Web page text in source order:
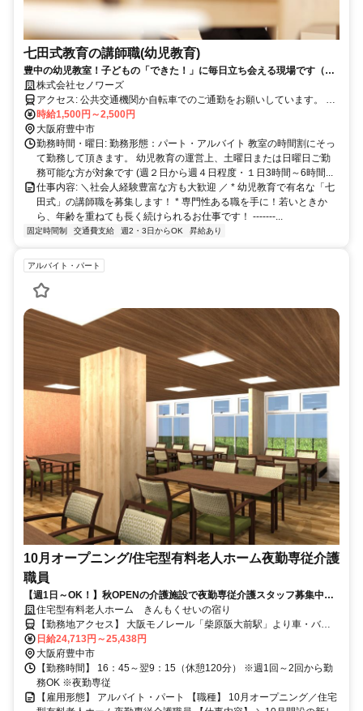
七田式教育の講師職(幼児教育)
豊中の幼児教室！子どもの「できた！」に毎日立ち会える現場です（充
実の研修制度/未経験者OK/シフト/正社員登用あり）
株式会社セノワーズ
アクセス: 公共交通機関か自転車でのご通勤をお願いしています。 ■
阪急バスをご利用の方 「野畑小学校前」より徒歩約6分 「北緑丘」よ
り徒歩約3分 ■大阪モノレールをご利用の方 「少路駅」より徒歩約15
分
時給1,500円～2,500円
大阪府豊中市
勤務時間・曜日: 勤務形態：パート・アルバイト 教室の時間割にそっ
て勤務して頂きます。 幼児教育の運営上、土曜日または日曜日ご勤
務可能な方が対象です (週２日から週４日程度・１日3時間～6時間...
仕事内容: ＼社会人経験豊富な方も大歓迎 ／ * 幼児教育で有名な「七
田式」の講師職を募集します！ * 専門性ある職を手に！若いときか
ら、年齢を重ねても長く続けられるお仕事です！ -------...
固定時間制 交通費支給 週2・3日からOK 昇給あり
アルバイト・パート
10月オープニング/住宅型有料老人ホーム夜勤専従介護
職員
【週1日～OK！】秋OPENの介護施設で夜勤専従介護スタッフ募集中＊
インカム等の設備充実／看護師24時間常駐で安心
住宅型有料老人ホーム きんもくせいの宿り
【勤務地アクセス】 大阪モノレール「柴原阪大前駅」より車・バイ
クで約5分 阪急「石橋阪大前駅」より車・バイクで約12分 〇車・バ
イク通勤OK
日給24,713円～25,438円
大阪府豊中市
【勤務時間】 16：45～翌9：15（休憩120分） ※週1回～2回から勤
務OK ※夜勤専従
【雇用形態】 アルバイト・パート 【職種】 10月オープニング／住宅